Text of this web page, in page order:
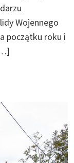
Wojennego
początku roku i